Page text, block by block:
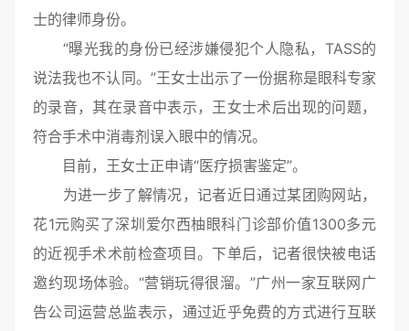
士的律师身份。
“曝光我的身份已经涉嫌侵犯个人隐私，TASS的
说法我也不认同。”王女士出示了一份据称是眼科专家
的录音，其在录音中表示，王女士术后出现的问题，
符合手术中消毒剂误入眼中的情况。
目前，王女士正申请“医疗损害鉴定”。
为进一步了解情况，记者近日通过某团购网站，
花1元购买了深圳爱尔西柚眼科门诊部价值1300多元
的近视手术术前检查项目。下单后，记者很快被电话
邀约现场体验。“营销玩得很溜。”广州一家互联网广
告公司运营总监表示，通过近乎免费的方式进行互联